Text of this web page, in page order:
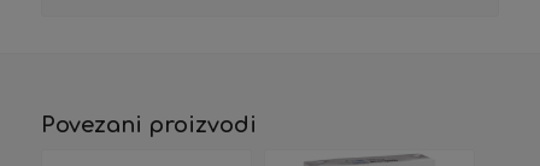
Povezani proizvodi